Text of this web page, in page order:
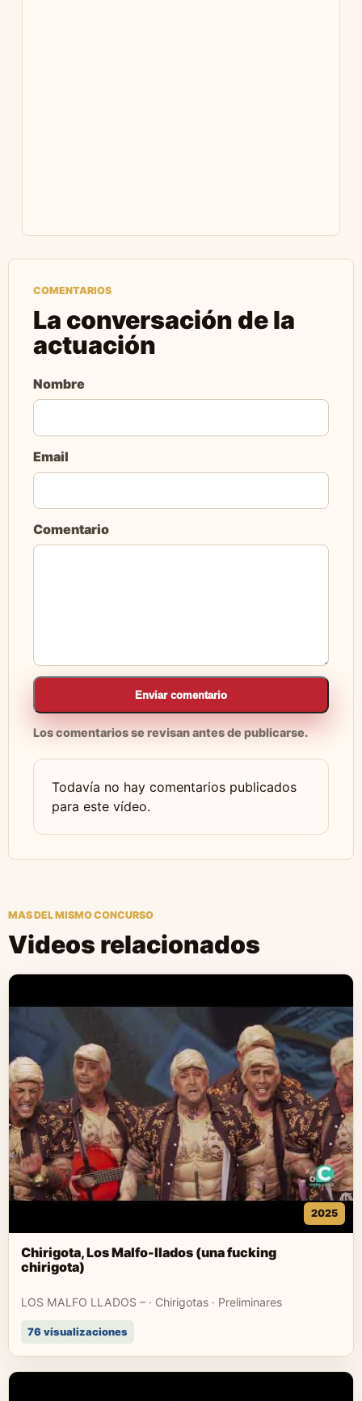
COMENTARIOS
La conversación de la
actuación
Nombre
Email
Comentario
Enviar comentario
Los comentarios se revisan antes de publicarse.
Todavía no hay comentarios publicados
para este vídeo.
MAS DEL MISMO CONCURSO
Videos relacionados
2025
Chirigota, Los Malfo-llados (una fucking
chirigota)
LOS MALFO LLADOS – · Chirigotas · Preliminares
76 visualizaciones